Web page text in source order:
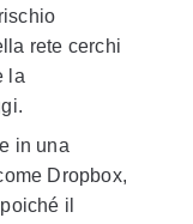
rete cerchi
la
in una
Dropbox,
il